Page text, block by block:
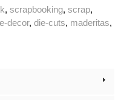
scrapbooking scrap
decor die-cuts maderitas